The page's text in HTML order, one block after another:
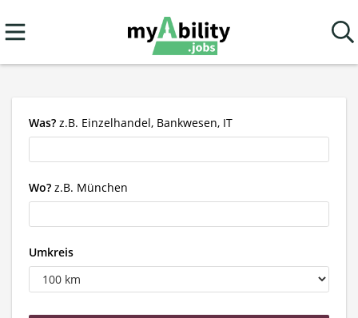
Was? z.B. Einzelhandel, Bankwesen, IT
Wo? z.B. München
Umkreis